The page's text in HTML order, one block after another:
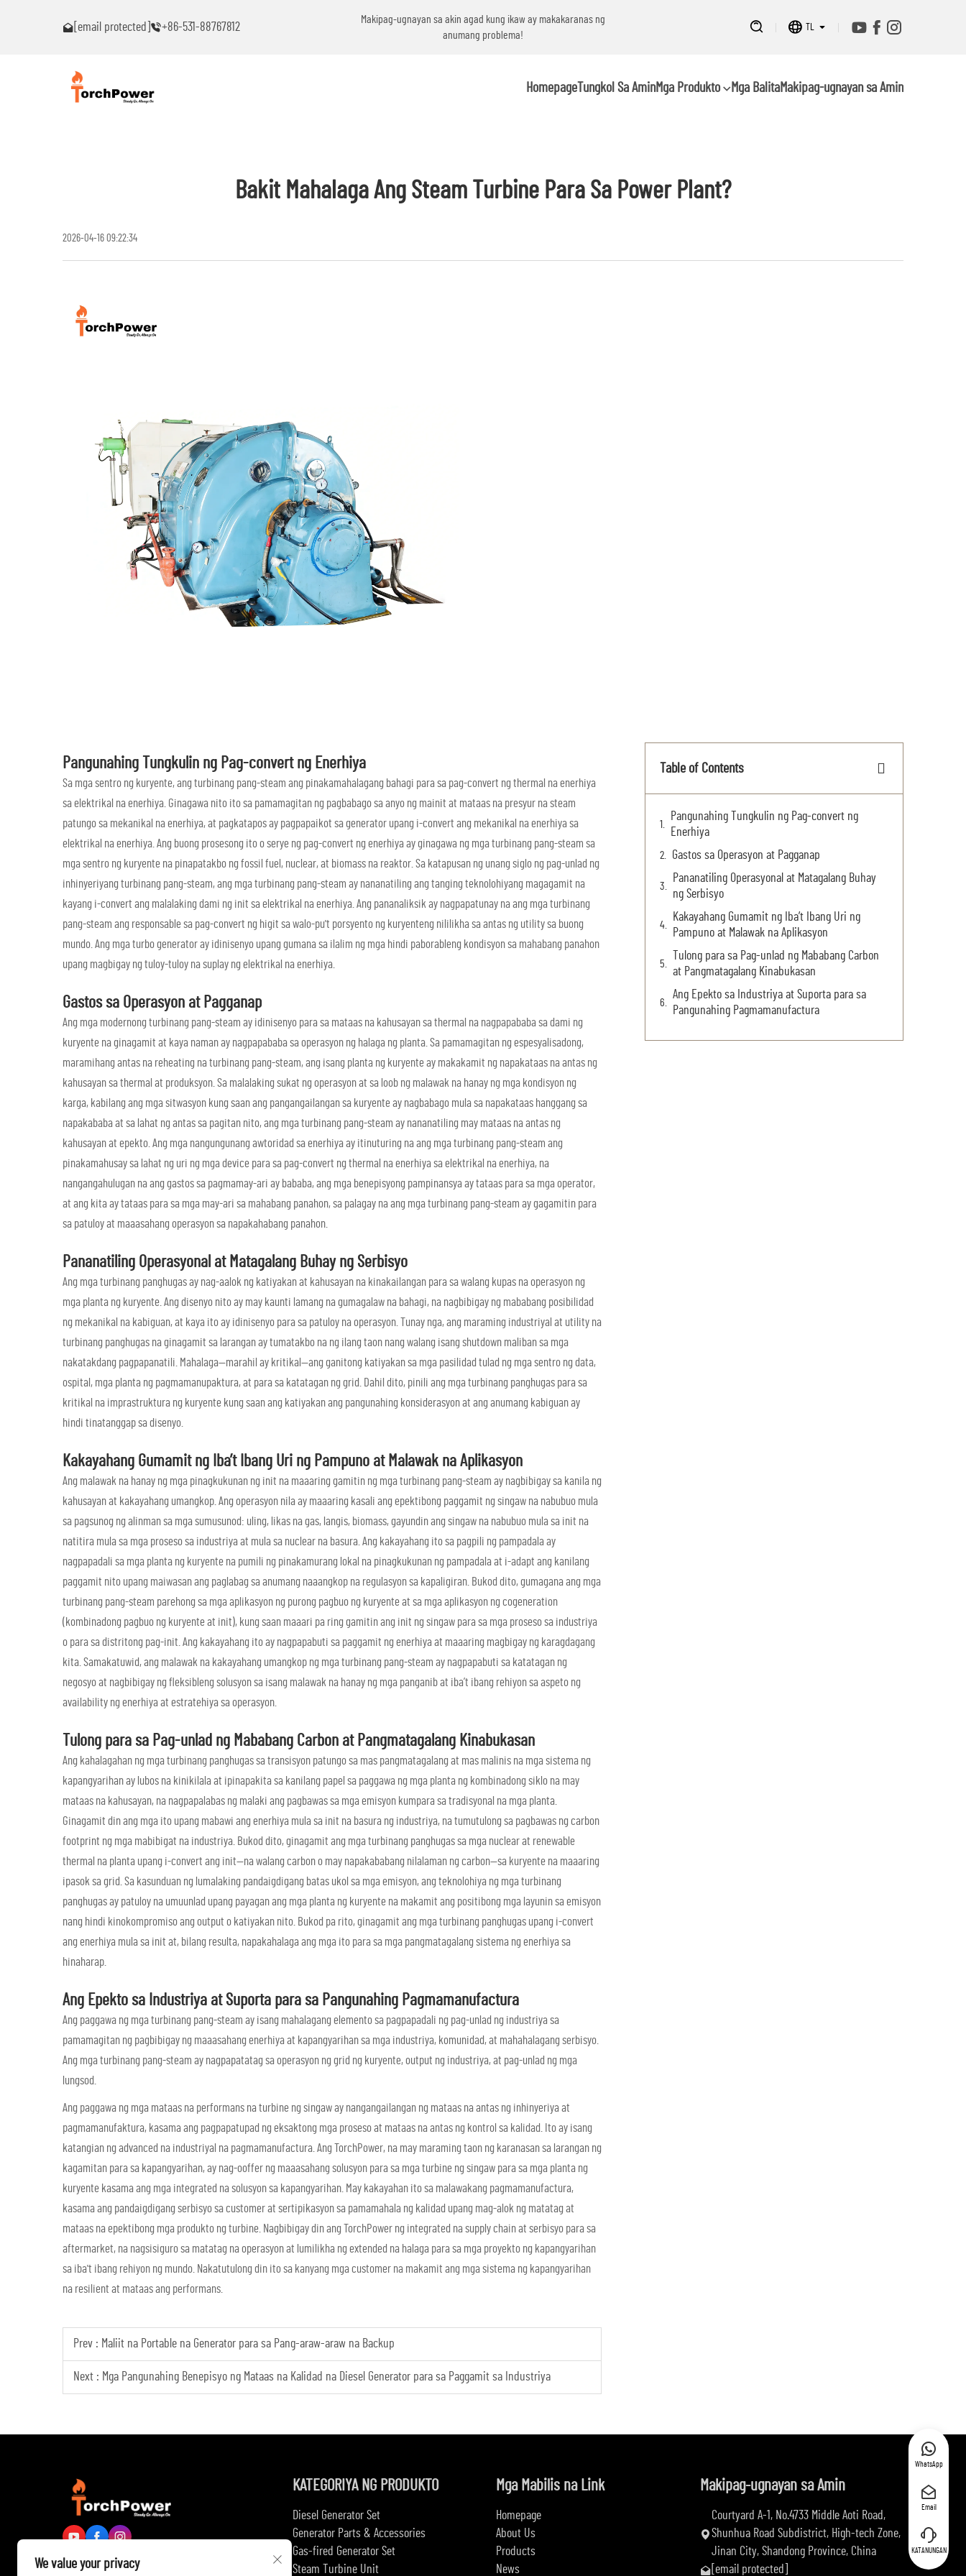
[email protected] +86-531-88767812
Makipag-ugnayan sa akin agad kung ikaw ay makakaranas ng
Makipag-ugnayan sa akin agad kung ikaw ay makakaranas ng
anumang problema!
TL
HomepageTungkol Sa AminMga Produkto Mga BalitaMakipag-ugnayan sa Amin
Bakit Mahalaga Ang Steam Turbine Para Sa Power Plant?
2026-04-16 09:22:34
Pangunahing Tungkulin ng Pag-convert ng Enerhiya
Sa mga sentro ng kuryente, ang turbinang pang-steam ang pinakamahalagang bahagi para sa pag-convert ng thermal na enerhiya
sa elektrikal na enerhiya. Ginagawa nito ito sa pamamagitan ng pagbabago sa anyo ng mainit at mataas na presyur na steam
patungo sa mekanikal na enerhiya, at pagkatapos ay pagpapaikot sa generator upang i-convert ang mekanikal na enerhiya sa
elektrikal na enerhiya. Ang buong prosesong ito o serye ng pag-convert ng enerhiya ay ginagawa ng mga turbinang pang-steam sa
mga sentro ng kuryente na pinapatakbo ng fossil fuel, nuclear, at biomass na reaktor. Sa katapusan ng unang siglo ng pag-unlad ng
inhinyeriyang turbinang pang-steam, ang mga turbinang pang-steam ay nananatiling ang tanging teknolohiyang magagamit na
kayang i-convert ang malalaking dami ng init sa elektrikal na enerhiya. Ang pananaliksik ay nagpapatunay na ang mga turbinang
pang-steam ang responsable sa pag-convert ng higit sa walo-pu't porsyento ng kuryenteng nililikha sa antas ng utility sa buong
mundo. Ang mga turbo generator ay idinisenyo upang gumana sa ilalim ng mga hindi paborableng kondisyon sa mahabang panahon
upang magbigay ng tuloy-tuloy na suplay ng elektrikal na enerhiya.
Gastos sa Operasyon at Pagganap
Ang mga modernong turbinang pang-steam ay idinisenyo para sa mataas na kahusayan sa thermal na nagpapababa sa dami ng
kuryente na ginagamit at kaya naman ay nagpapababa sa operasyon ng halaga ng planta. Sa pamamagitan ng espesyalisadong,
maramihang antas na reheating na turbinang pang-steam, ang isang planta ng kuryente ay makakamit ng napakataas na antas ng
kahusayan sa thermal at produksyon. Sa malalaking sukat ng operasyon at sa loob ng malawak na hanay ng mga kondisyon ng
karga, kabilang ang mga sitwasyon kung saan ang pangangailangan sa kuryente ay nagbabago mula sa napakataas hanggang sa
napakababa at sa lahat ng antas sa pagitan nito, ang mga turbinang pang-steam ay nananatiling may mataas na antas ng
kahusayan at epekto. Ang mga nangungunang awtoridad sa enerhiya ay itinuturing na ang mga turbinang pang-steam ang
pinakamahusay sa lahat ng uri ng mga device para sa pag-convert ng thermal na enerhiya sa elektrikal na enerhiya, na
nangangahulugan na ang gastos sa pagmamay-ari ay bababa, ang mga benepisyong pampinansya ay tataas para sa mga operator,
at ang kita ay tataas para sa mga may-ari sa mahabang panahon, sa palagay na ang mga turbinang pang-steam ay gagamitin para
sa patuloy at maaasahang operasyon sa napakahabang panahon.
Pananatiling Operasyonal at Matagalang Buhay ng Serbisyo
Ang mga turbinang panghugas ay nag-aalok ng katiyakan at kahusayan na kinakailangan para sa walang kupas na operasyon ng
mga planta ng kuryente. Ang disenyo nito ay may kaunti lamang na gumagalaw na bahagi, na nagbibigay ng mababang posibilidad
ng mekanikal na kabiguan, at kaya ito ay idinisenyo para sa patuloy na operasyon. Tunay nga, ang maraming industriyal at utility na
turbinang panghugas na ginagamit sa larangan ay tumatakbo na ng ilang taon nang walang isang shutdown maliban sa mga
nakatakdang pagpapanatili. Mahalaga—marahil ay kritikal—ang ganitong katiyakan sa mga pasilidad tulad ng mga sentro ng data,
ospital, mga planta ng pagmamanupaktura, at para sa katatagan ng grid. Dahil dito, pinili ang mga turbinang panghugas para sa
kritikal na imprastruktura ng kuryente kung saan ang katiyakan ang pangunahing konsiderasyon at ang anumang kabiguan ay
hindi tinatanggap sa disenyo.
Kakayahang Gumamit ng Iba’t Ibang Uri ng Pampuno at Malawak na Aplikasyon
Ang malawak na hanay ng mga pinagkukunan ng init na maaaring gamitin ng mga turbinang pang-steam ay nagbibigay sa kanila ng
kahusayan at kakayahang umangkop. Ang operasyon nila ay maaaring kasali ang epektibong paggamit ng singaw na nabubuo mula
sa pagsunog ng alinman sa mga sumusunod: uling, likas na gas, langis, biomass, gayundin ang singaw na nabubuo mula sa init na
natitira mula sa mga proseso sa industriya at mula sa nuclear na basura. Ang kakayahang ito sa pagpili ng pampadala ay
nagpapadali sa mga planta ng kuryente na pumili ng pinakamurang lokal na pinagkukunan ng pampadala at i-adapt ang kanilang
paggamit nito upang maiwasan ang paglabag sa anumang naaangkop na regulasyon sa kapaligiran. Bukod dito, gumagana ang mga
turbinang pang-steam parehong sa mga aplikasyon ng purong pagbuo ng kuryente at sa mga aplikasyon ng cogeneration
(kombinadong pagbuo ng kuryente at init), kung saan maaari pa ring gamitin ang init ng singaw para sa mga proseso sa industriya
o para sa distritong pag-init. Ang kakayahang ito ay nagpapabuti sa paggamit ng enerhiya at maaaring magbigay ng karagdagang
kita. Samakatuwid, ang malawak na kakayahang umangkop ng mga turbinang pang-steam ay nagpapabuti sa katatagan ng
negosyo at nagbibigay ng fleksibleng solusyon sa isang malawak na hanay ng mga panganib at iba’t ibang rehiyon sa aspeto ng
availability ng enerhiya at estratehiya sa operasyon.
Tulong para sa Pag-unlad ng Mababang Carbon at Pangmatagalang Kinabukasan
Ang kahalagahan ng mga turbinang panghugas sa transisyon patungo sa mas pangmatagalang at mas malinis na mga sistema ng
kapangyarihan ay lubos na kinikilala at ipinapakita sa kanilang papel sa paggawa ng mga planta ng kombinadong siklo na may
mataas na kahusayan, na nagpapalabas ng malaki ang pagbawas sa mga emisyon kumpara sa tradisyonal na mga planta.
Ginagamit din ang mga ito upang mabawi ang enerhiya mula sa init na basura ng industriya, na tumutulong sa pagbawas ng carbon
footprint ng mga mabibigat na industriya. Bukod dito, ginagamit ang mga turbinang panghugas sa mga nuclear at renewable
thermal na planta upang i-convert ang init—na walang carbon o may napakababang nilalaman ng carbon—sa kuryente na maaaring
ipasok sa grid. Sa kasunduan ng lumalaking pandaigdigang batas ukol sa mga emisyon, ang teknolohiya ng mga turbinang
panghugas ay patuloy na umuunlad upang payagan ang mga planta ng kuryente na makamit ang positibong mga layunin sa emisyon
nang hindi kinokompromiso ang output o katiyakan nito. Bukod pa rito, ginagamit ang mga turbinang panghugas upang i-convert
ang enerhiya mula sa init at, bilang resulta, napakahalaga ang mga ito para sa mga pangmatagalang sistema ng enerhiya sa
hinaharap.
Ang Epekto sa Industriya at Suporta para sa Pangunahing Pagmamanufactura
Ang paggawa ng mga turbinang pang-steam ay isang mahalagang elemento sa pagpapadali ng pag-unlad ng industriya sa
pamamagitan ng pagbibigay ng maaasahang enerhiya at kapangyarihan sa mga industriya, komunidad, at mahahalagang serbisyo.
Ang mga turbinang pang-steam ay nagpapatatag sa operasyon ng grid ng kuryente, output ng industriya, at pag-unlad ng mga
lungsod.
Ang paggawa ng mga mataas na performans na turbine ng singaw ay nangangailangan ng mataas na antas ng inhinyeriya at
pagmamanufaktura, kasama ang pagpapatupad ng eksaktong mga proseso at mataas na antas ng kontrol sa kalidad. Ito ay isang
katangian ng advanced na industriyal na pagmamanufactura. Ang TorchPower, na may maraming taon ng karanasan sa larangan ng
kagamitan para sa kapangyarihan, ay nag-ooffer ng maaasahang solusyon para sa mga turbine ng singaw para sa mga planta ng
kuryente kasama ang mga integrated na solusyon sa kapangyarihan. May kakayahan ito sa malawakang pagmamanufactura,
kasama ang pandaigdigang serbisyo sa customer at sertipikasyon sa pamamahala ng kalidad upang mag-alok ng matatag at
mataas na epektibong mga produkto ng turbine. Nagbibigay din ang TorchPower ng integrated na supply chain at serbisyo para sa
aftermarket, na nagsisiguro sa matatag na operasyon at lumilikha ng extended na halaga para sa mga proyekto ng kapangyarihan
sa iba't ibang rehiyon ng mundo. Nakatutulong din ito sa kanyang mga customer na makamit ang mga sistema ng kapangyarihan
na resilient at mataas ang performans.
Prev : Maliit na Portable na Generator para sa Pang-araw-araw na Backup
Next : Mga Pangunahing Benepisyo ng Mataas na Kalidad na Diesel Generator para sa Paggamit sa Industriya
Table of Contents
Pangunahing Tungkulin ng Pag-convert ng
Enerhiya
Gastos sa Operasyon at Pagganap
Pananatiling Operasyonal at Matagalang Buhay
ng Serbisyo
Kakayahang Gumamit ng Iba’t Ibang Uri ng
Pampuno at Malawak na Aplikasyon
Tulong para sa Pag-unlad ng Mababang Carbon
at Pangmatagalang Kinabukasan
Ang Epekto sa Industriya at Suporta para sa
Pangunahing Pagmamanufactura
KATEGORIYA NG PRODUKTO
Diesel Generator Set
Generator Parts & Accessories
Gas-fired Generator Set
Steam Turbine Unit
Mga Mabilis na Link
Homepage
About Us
Products
News
Makipag-ugnayan sa Amin
Courtyard A-1, No.4733 Middle Aoti Road,
Shunhua Road Subdistrict, High-tech Zone,
Jinan City, Shandong Province, China
[email protected]
WhatsApp
Email
KATANUNGAN
We value your privacy